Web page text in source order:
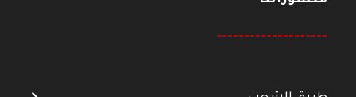
--------------------